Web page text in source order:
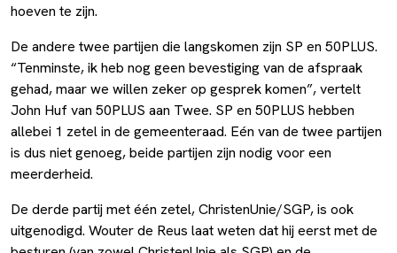
hoeven te zijn.
De andere twee partijen die langskomen zijn SP en 50PLUS.
“Tenminste, ik heb nog geen bevestiging van de afspraak
gehad, maar we willen zeker op gesprek komen”, vertelt
John Huf van 50PLUS aan Twee. SP en 50PLUS hebben
allebei 1 zetel in de gemeenteraad. Eén van de twee partijen
is dus niet genoeg, beide partijen zijn nodig voor een
meerderheid.
De derde partij met één zetel, ChristenUnie/SGP, is ook
uitgenodigd. Wouter de Reus laat weten dat hij eerst met de